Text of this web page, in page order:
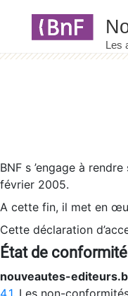
BNF s ’engage à
février 2005.
A cette fin, il met en
Cette déclaration
État de conformité
nouveautes-
4.1. Les non-